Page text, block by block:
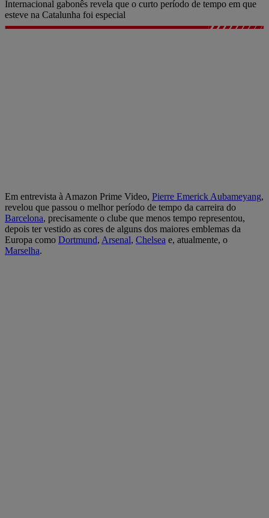
Internacional gabonês revela que o curto período de tempo em que
esteve na Catalunha foi especial
Em entrevista à Amazon Prime Video, Pierre Emerick Aubameyang,
revelou que passou o melhor período de tempo da carreira do
Barcelona, precisamente o clube que menos tempo representou,
depois ter vestido as cores de alguns dos maiores emblemas da
Europa como Dortmund, Arsenal, Chelsea e, atualmente, o
Marselha.